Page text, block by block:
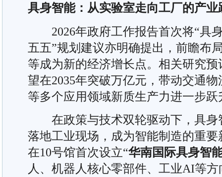
具身智能：从实验室走向工厂的产业
2026年政府工作报告首次将“具身
五五”规划建议亦明确提出，前瞻布
等成为新的经济增长点。相关研究
望在2035年突破万亿元，带动交通
等多个应用领域新质生产力进一步跃
在政策与技术双轮驱动下，具身
落地工业现场，成为智能制造的重
在10号馆首次设立“华南国际具身智
人、机器人核心零部件、工业AI等